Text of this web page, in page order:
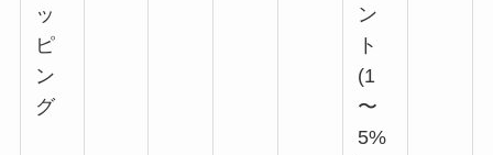
ッ
ピ
ン
グ
ン
ト
(1
〜
5%